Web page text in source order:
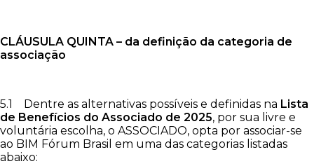
CLÁUSULA QUINTA – da definição da categoria de
associação
5.1 Dentre as alternativas possíveis e definidas na Lista
de Benefícios do Associado de 2025, por sua livre e
voluntária escolha, o ASSOCIADO, opta por associar-se
ao BIM Fórum Brasil em uma das categorias listadas
abaixo: